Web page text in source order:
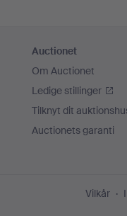
Auctionet
Om Auctionet
Ledige stillinger
Tilknyt dit
Auctionets garanti
Vilkår